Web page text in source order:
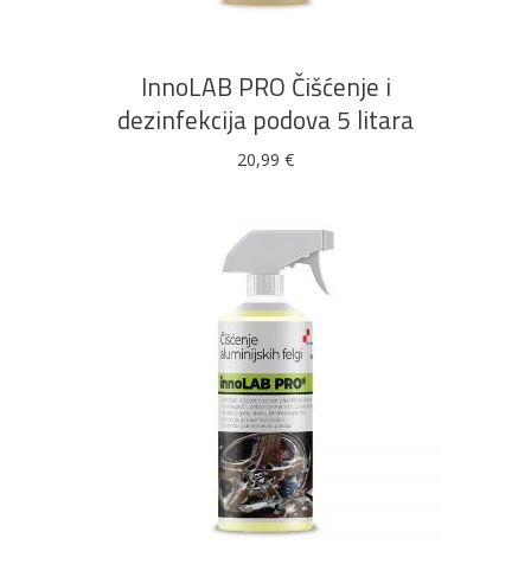
InnoLAB PRO Čišćenje i
dezinfekcija podova 5 litara
20,99 €
DODAJ U KOŠARICU